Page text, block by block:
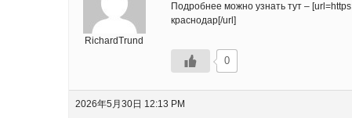
RichardTrund
Подробнее можно узнать тут –
краснодар[/url]
0
2026年5月30日 12:13 PM